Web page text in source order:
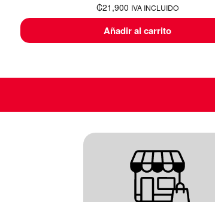
₡21,900 IVA INCLUIDO
Añadir al carrito